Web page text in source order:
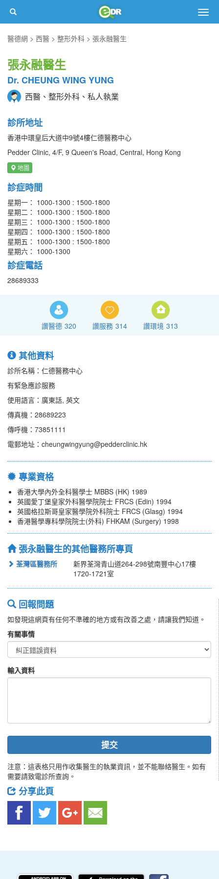
醫德網
西醫 整形外科 張永融醫生
張永融醫生
Dr. CHEUNG WING YUNG
西醫、整形外科、私人執業
診所地址
香港中環皇后大道中9號4樓仁德醫務中心
Pedder Clinic, 4/F, 9 Queen's Road, Central, Hong Kong
地圖
診症時間
星期一： 1000-1300 : 1500-1800
星期二： 1000-1300 : 1500-1800
星期三： 1000-1300 : 1500-1800
星期四： 1000-1300 : 1500-1800
星期五： 1000-1300 : 1500-1800
星期六： 1000-1300
診症電話
28689333
讚醫德 320 讚服務 314 讚環境 313
其他資料
診所名稱：仁德醫務中心
有緊急應診服務
使用語言：廣東話, 英文
傳真機：28689223
傳呼機：73851111
電郵地址：cheungwingyung@pedderclinic.hk
專業資格
香港大學內外全科醫學士 MBBS (HK) 1989
英國愛丁堡皇家外科醫學院院士 FRCS (Edin) 1994
英國格拉斯哥皇家醫學院外科院士 FRCS (Glasg) 1994
香港醫學專科學院院士(外科) FHKAM (Surgery) 1998
張永融醫生的其他醫務所專頁
荃灣區醫務所
新界荃灣青山道264-298號南豐中心17樓
1720-1721室
回報問題
如發現這網頁有任何不準確的地方或有改善之處，請讓我們知道。
有關事情
輸入資料
提交
注意：這表格只用作收集醫生的執業資訊，並不能聯絡醫生。如有
需要請致電診所查詢。
分享此頁